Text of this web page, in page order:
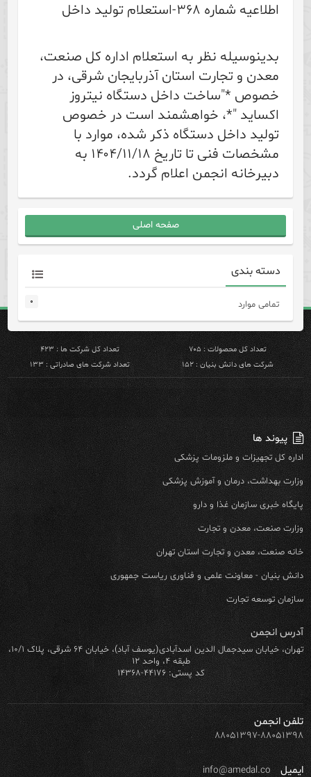
اطلاعیه شماره ۳۶۸-استعلام تولید داخل
بدینوسیله نظر به استعلام اداره کل صنعت،
معدن و تجارت استان آذربایجان شرقی، در
خصوص *"ساخت داخل دستگاه نیتروز
اکساید "*، خواهشمند است در خصوص
تولید داخل دستگاه ذکر شده، موارد با
مشخصات فنی تا تاریخ ۱۴۰۴/۱۱/۱۸ به
دبیرخانه انجمن اعلام گردد.
صفحه اصلی
دسته بندی
تمامی موارد ۰
تعداد کل محصولات : ۷۰۵
تعداد کل شرکت ها : ۴۲۳
شرکت های دانش بنیان : ۱۵۲
تعداد شرکت های صادراتی : ۱۳۳
پیوند ها
اداره کل تجهیزات و ملزومات پزشکی
وزارت بهداشت، درمان و آموزش پزشکی
پایگاه خبری سازمان غذا و دارو
وزارت صنعت، معدن و تجارت
خانه صنعت، معدن و تجارت استان تهران
دانش بنیان - معاونت علمی و فناوری ریاست جمهوری
سازمان توسعه تجارت
آدرس انجمن
تهران، خیابان سیدجمال الدین اسدآبادی(یوسف آباد)، خیابان ۶۴ شرقی، پلاک ۱۰/۱،
طبقه ۴، واحد ۱۲
کد پستی: ۴۴۱۷۶-۱۴۳۶۸
تلفن انجمن
۸۸۰۵۱۳۹۷-۸۸۰۵۱۳۹۸
ایمیل info@amedal.co